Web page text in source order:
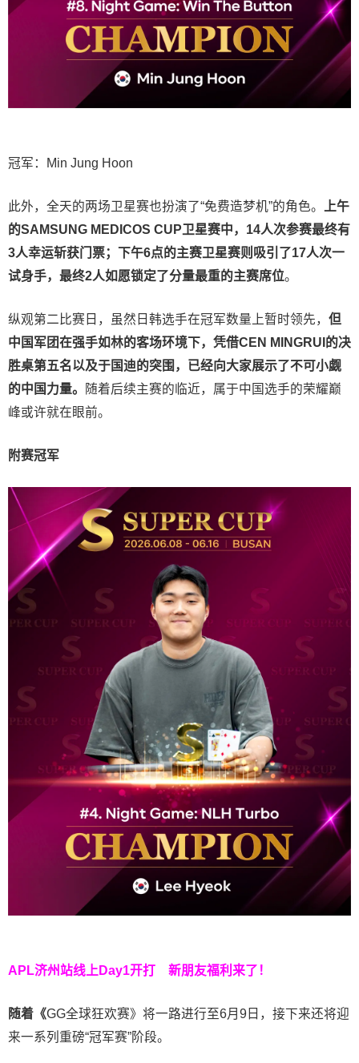
冠军：Min Jung Hoon
此外，全天的两场卫星赛也扮演了“免费造梦机”的角色。
上午
的SAMSUNG MEDICOS CUP卫星赛中，14人次参赛最终有
3人幸运斩获门票；下午6点的主赛卫星赛则吸引了17人次一
试身手，最终2人如愿锁定了分量最重的主赛席位。
纵观第二比赛日，虽然日韩选手在冠军数量上暂时领先， 但
中国军团在强手如林的客场环境下，凭借CEN MINGRUI的决
胜桌第五名以及于国迪的突围，已经向大家展示了不可小觑
的中国力量。
随着后续主赛的临近，属于中国选手的荣耀巅
峰或许就在眼前。
附赛冠军
APL济州站线上Day1开打 新朋友福利来了！
随着《GG全球狂欢赛》将一路进行至6月9日，接下来还将迎
来一系列重磅“冠军赛”阶段。